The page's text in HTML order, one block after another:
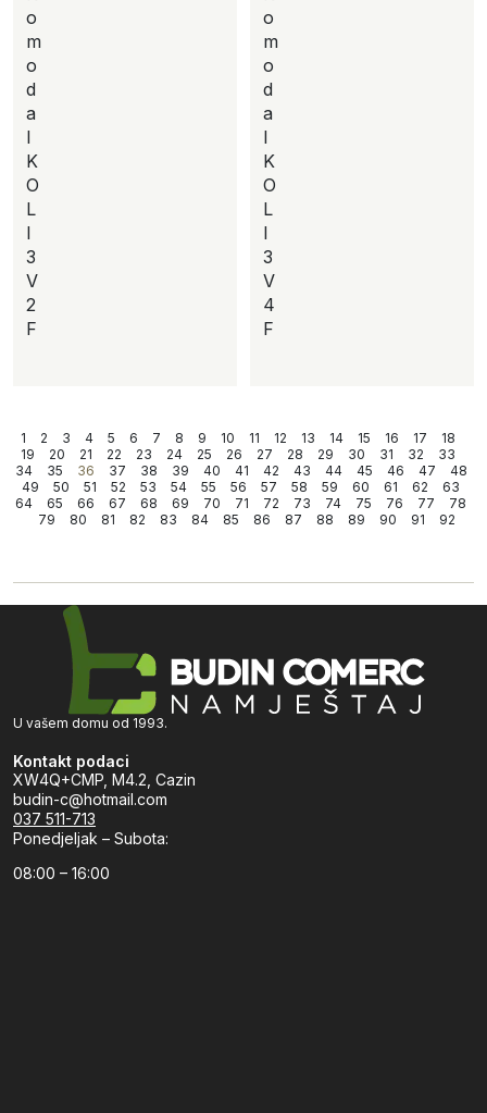
o
m
o
d
a
I
K
O
L
I
3
V
2
F
o
m
o
d
a
I
K
O
L
I
3
V
4
F
1 2 3 4 5 6 7 8 9 10 11 12 13 14 15 16 17
18
19
20 21 22 23 24 25 26 27 28 29 30 31 32
33
34
35 36 37 38 39 40 41 42 43 44 45 46 47
48
49
50 51 52 53 54 55 56 57 58 59 60 61 62
63
64
65 66 67 68 69 70 71 72 73 74 75 76 77
78
79
80 81 82 83 84 85 86 87 88 89 90 91 92
U vašem domu od 1993.
Kontakt podaci
XW4Q+CMP, M4.2, Cazin
budin-c@hotmail.com
037 511-713
Ponedjeljak – Subota:
08:00 – 16:00